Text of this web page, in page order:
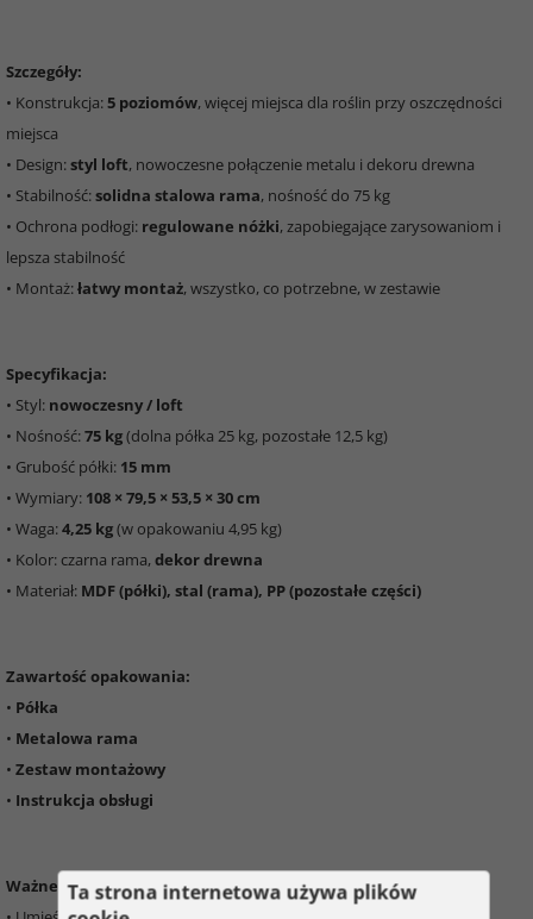
Szczegóły:
• Konstrukcja:5 poziomów, więcej miejsca dla roślin przy oszczędności
miejsca
• Design:styl loft, nowoczesne połączenie metalu i dekoru drewna
• Stabilność:solidna stalowa rama, nośność do 75 kg
• Ochrona podłogi: regulowane nóżki, zapobiegające zarysowaniom i
lepsza stabilność
• Montaż:łatwy montaż, wszystko, co potrzebne, w zestawie
Specyfikacja:
• Styl: nowoczesny / loft
• Nośność:75 kg(dolna półka 25 kg, pozostałe 12,5 kg)
• Grubość półki: 15 mm
• Wymiary: 108 × 79,5 × 53,5 × 30 cm
• Waga:4,25 kg(w opakowaniu 4,95 kg)
• Kolor: czarna rama,dekor drewna
• Materiał: MDF (półki), stal (rama), PP (pozostałe części)
Zawartość opakowania:
• Półka
• Metalowa rama
• Zestaw montażowy
• Instrukcja obsługi
Ważne informacje:
Ta strona internetowa używa plików